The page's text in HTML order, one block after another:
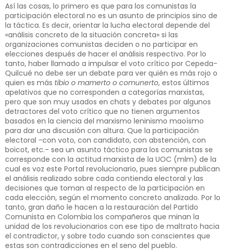
Así las cosas, lo primero es que para los comunistas la
participación electoral no es un asunto de principios sino de
la táctica. Es decir, orientar la lucha electoral depende del
«análisis concreto de la situación concreta» si las
organizaciones comunistas deciden o no participar en
elecciones después de hacer el análisis respectivo. Por lo
tanto, haber llamado a impulsar el voto crítico por Cepeda-
Quilcué no debe ser un debate para ver quién es más rojo o
quien es más tibio o mamerto o comunerto, estos últimos
apelativos que no corresponden a categorías marxistas,
pero que son muy usados en chats y debates por algunos
detractores del voto crítico que no tienen argumentos
basados en la ciencia del marxismo leninismo maoísmo
para dar una discusión con altura. Que la participación
electoral -con voto, con candidato, con abstención, con
boicot, etc.- sea un asunto táctico para los comunistas se
corresponde con la actitud marxista de la UOC (mlm) de la
cual es voz este Portal revolucionario, pues siempre publican
el análisis realizado sobre cada contienda electoral y las
decisiones que toman al respecto de la participación en
cada elección, según el momento concreto analizado. Por lo
tanto, gran daño le hacen a la restauración del Partido
Comunista en Colombia los compañeros que minan la
unidad de los revolucionarios con ese tipo de maltrato hacia
el contradictor, y sobre todo cuando son conscientes que
estas son contradicciones en el seno del pueblo.